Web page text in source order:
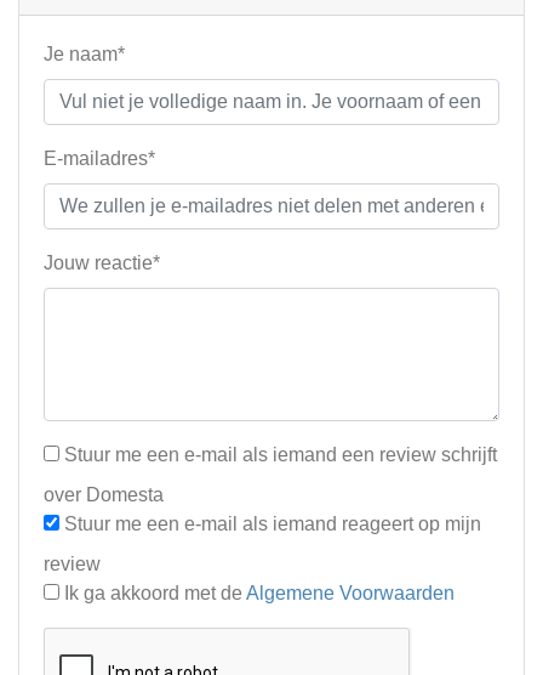
Je naam*
E-mailadres*
Jouw reactie*
Stuur me een e-mail als iemand een review schrijft
over Domesta
Stuur me een e-mail als iemand reageert op mijn
review
Ik ga akkoord met de Algemene Voorwaarden